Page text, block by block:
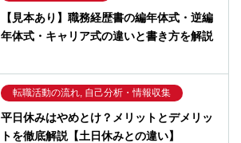
【見本あり】職務経歴書の編年体式・逆編
年体式・キャリア式の違いと書き方を解説
転職活動の流れ, 自己分析・情報収集
平日休みはやめとけ？メリットとデメリッ
トを徹底解説【土日休みとの違い】